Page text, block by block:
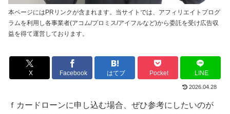
本ページにはPRリンクが含まれます。当サイトでは、アフィリエイトプログ
ラムを利用し各事業者(アコム/プロミス/アイフルなど)から委託を受け広告収
益を得て運営しております。
X Facebook はてブ Pocket LINE
2026.04.28
ｆカードローンに申し込む場合、ぜひ参考にしたいのが